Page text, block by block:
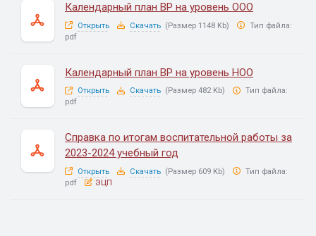
Календарный план ВР на уровень ООО
Открыть Скачать (Размер 1148 Kb)
Тип файла:
pdf
Календарный план ВР на уровень НОО
Открыть Скачать (Размер 482 Kb)
Тип файла:
pdf
Справка по итогам воспитательной работы за
2023-2024 учебный год
Открыть Скачать (Размер 609 Kb)
Тип файла:
pdf
ЭЦП